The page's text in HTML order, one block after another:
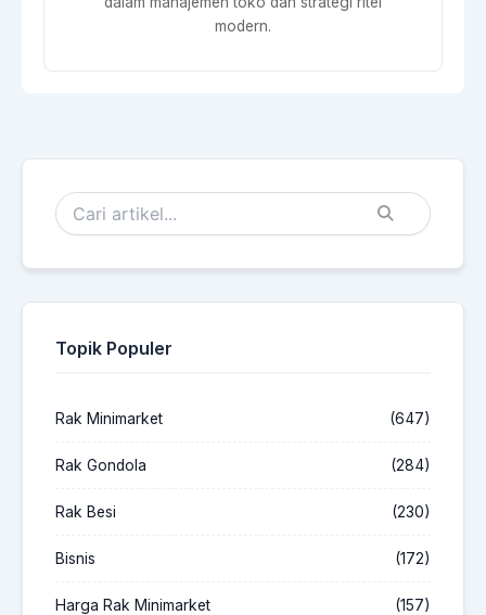
modern.
Topik Populer
Rak Minimarket (647)
Rak Gondola (284)
Rak Besi (230)
Bisnis (172)
Harga Rak Minimarket (157)